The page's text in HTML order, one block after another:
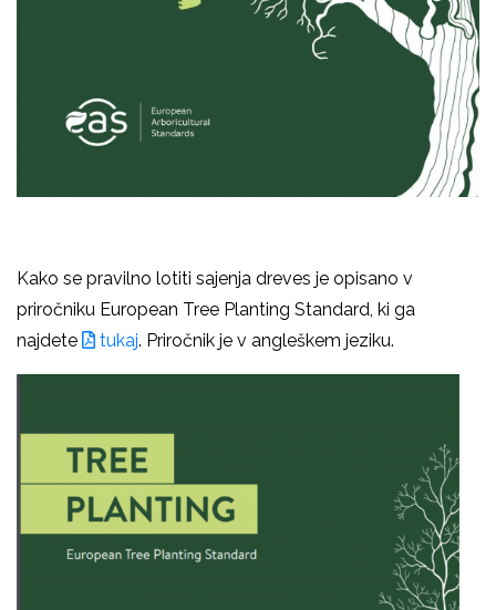
Kako se pravilno lotiti sajenja dreves je opisano v
priročniku European Tree Planting Standard, ki ga
najdete
tukaj. Priročnik je v angleškem jeziku.